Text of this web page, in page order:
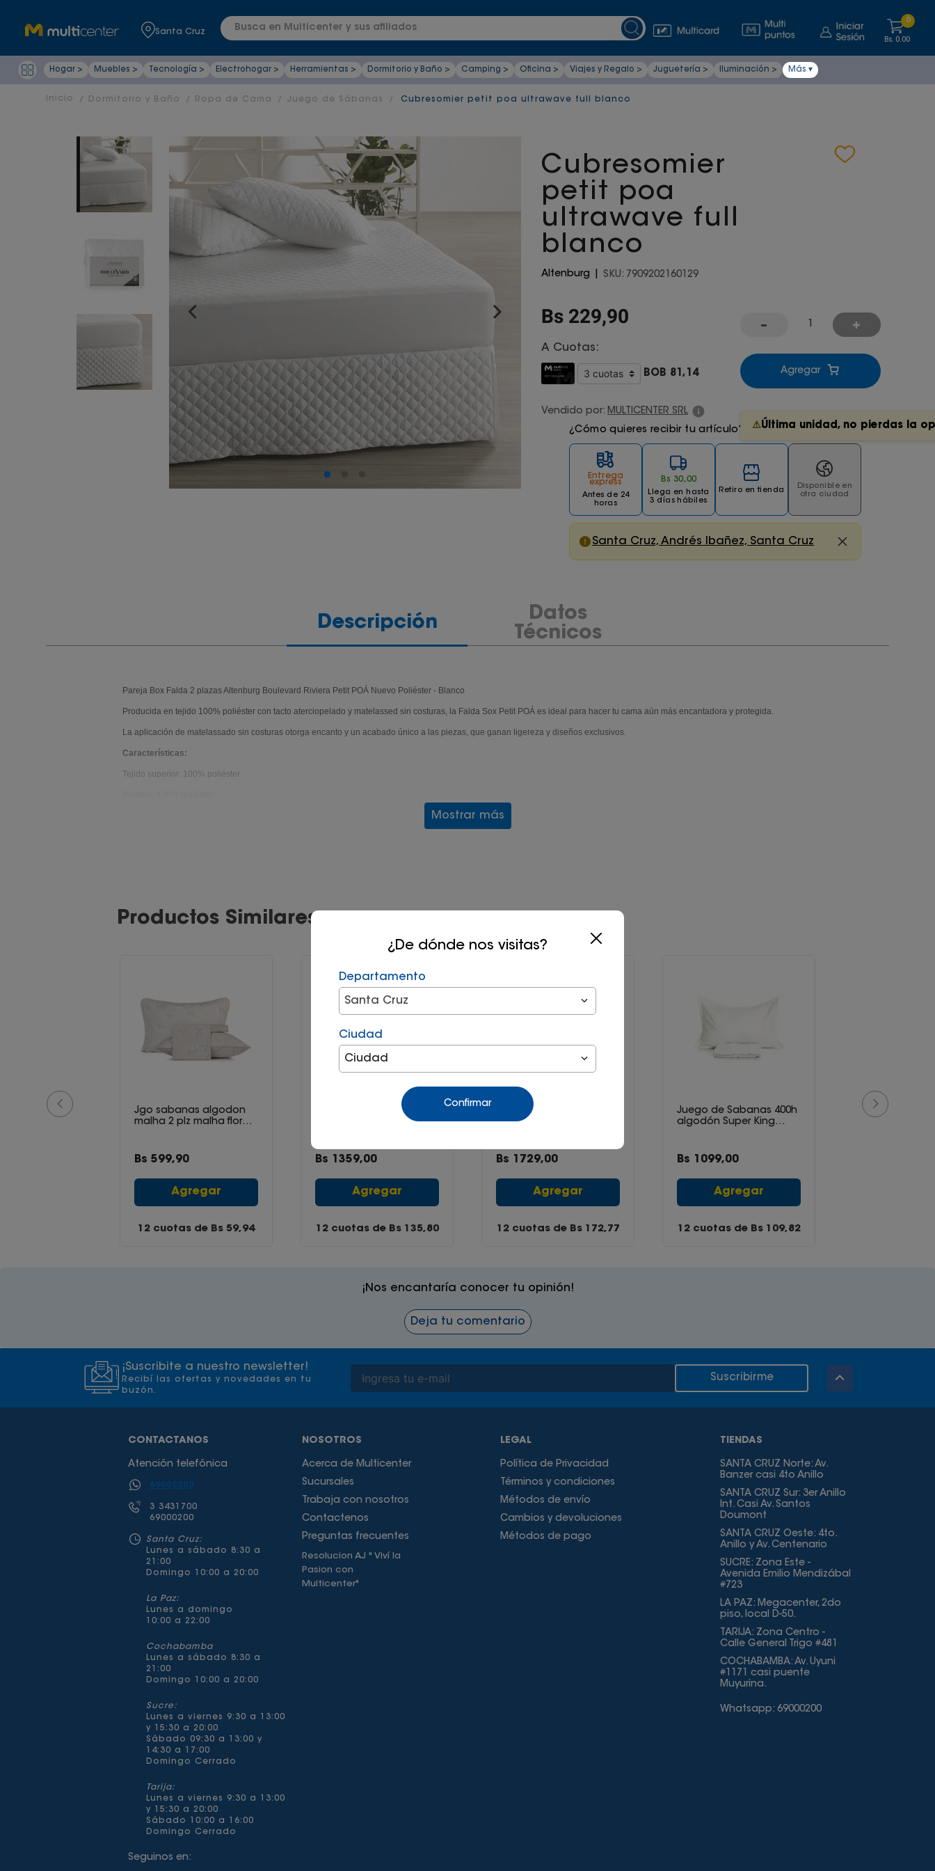
Santa Cruz
¿De dónde nos visitas?
Departamento
Santa Cruz
Ciudad
Ciudad
Confirmar
Busca en Multicenter y sus afiliados 0
Bs. 0.00
Hogar > Muebles > Tecnología > Electrohogar > Herramientas > Dormitorio y Baño > Camping > Oficina > Viajes y Regalo > Juguetería > Iluminación > Más ▾
Dormitorio y Baño Ropa de Cama Juego de Sábanas Cubresomier petit poa ultrawave full blanco
Cubresomier
petit poa
ultrawave full
blanco
Altenburg SKU: 7909202160129
Bs229,90
A Cuotas:
BOB 81,14 Agregar
⚠️Última unidad, no pierdas la
Vendido por: MULTICENTER SRL
¿Cómo quieres recibir tu artículo?
Entrega
express
Antes de 24
horas
Bs 30,00
Llega en hasta
3 días hábiles
Retiro en tienda
Disponible en
otra ciudad
Santa Cruz, Andrés Ibañez, Santa Cruz
Descripción
Datos
Técnicos
Pareja Box Falda 2 plazas Altenburg Boulevard Riviera Petit POÁ Nuevo Poliéster - Blanco
Producida en tejido 100% poliéster con tacto aterciopelado y matelassed sin costuras, la Falda Sox Petit POÁ es ideal para hacer tu cama aún más encantadora y protegida.
La aplicación de matelassado sin costuras otorga encanto y un acabado único a las piezas, que ganan ligereza y diseños exclusivos.
Características:
Tejido superior: 100% poliéster
Marca: Altenburg
Mostrar más
Productos Similares
algodon
Jgo sabanas algodon
malha 2 plz malha floral
Bs 599,90
Agregar
12 cuotas de Bs 59,94
versalhes 200h 2 plz
Bs 1359,00
Agregar
12 cuotas de Bs 135,80
Juego de Sabanas 800h
SATEEN Super King 3 1/2
Bs 1729,00
Agregar
12 cuotas de Bs 172,77
Juego de Sabanas 400h
algodón Super King
Bs 1099,00
Agregar
12 cuotas de Bs 109,82
¡Nos encantaría conocer tu opinión!
Deja tu comentario
¡Suscribite a nuestro newsletter!
Recibí las ofertas y novedades en tu
buzón.
Suscribirme
CONTACTANOS
Atención telefónica
69000200
3 3431700
69000200
Santa Cruz:
Lunes a sábado 8:30 a
21:00
Domingo 10:00 a 20:00
La Paz:
Lunes a domingo
10:00 a 22:00
Cochabamba
Lunes a sábado 8:30 a
21:00
Domingo 10:00 a 20:00
Sucre:
Lunes a viernes 9:30 a 13:00
y 15:30 a 20:00
Sábado 09:30 a 13:00 y
14:30 a 17:00
Domingo Cerrado
Tarija:
Lunes a viernes 9:30 a 13:00
y 15:30 a 20:00
Sábado 10:00 a 16:00
Domingo Cerrado
Seguinos en:
NOSOTROS
Acerca de Multicenter
Sucursales
Trabaja con nosotros
Contactenos
Preguntas frecuentes
Resolucion AJ " Viví la
Pasion con
Multicenter"
LEGAL
Política de Privacidad
Términos y condiciones
Métodos de envío
Cambios y devoluciones
Métodos de pago
TIENDAS
SANTA CRUZ Norte: Av.
Banzer casi 4to Anillo
SANTA CRUZ Sur: 3er Anillo
Int. Casi Av. Santos
Doumont
SANTA CRUZ Oeste: 4to.
Anillo y Av. Centenario
SUCRE: Zona Este -
Avenida Emilio Mendizábal
#723
LA PAZ: Megacenter, 2do
piso, local D-50.
TARIJA: Zona Centro -
Calle General Trigo #481
COCHABAMBA: Av. Uyuni
#1171 casi puente
Muyurina.
Whatsapp: 69000200